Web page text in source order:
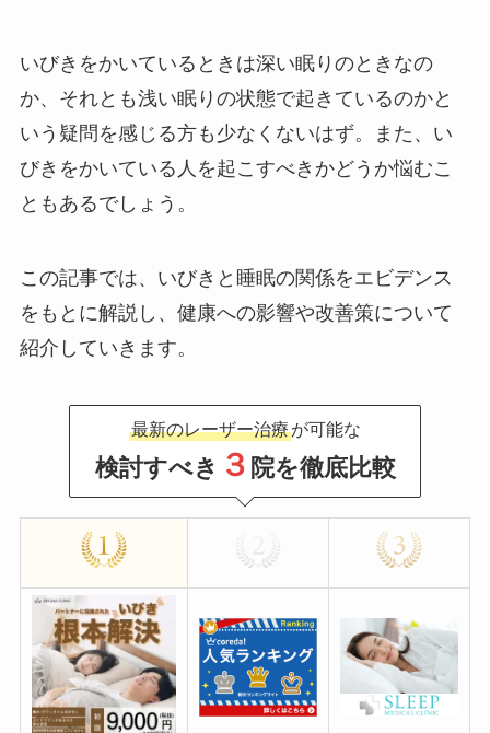
いびきをかいているときは深い眠りのときなの
か、それとも浅い眠りの状態で起きているのかと
いう疑問を感じる方も少なくないはず。また、い
びきをかいている人を起こすべきかどうか悩むこ
ともあるでしょう。
この記事では、いびきと睡眠の関係をエビデンス
をもとに解説し、健康への影響や改善策について
紹介していきます。
最新のレーザー治療が可能な
検討すべき ３ 院を徹底比較